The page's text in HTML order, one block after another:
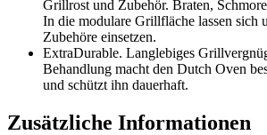
Grillrost und Zubehör. Braten,
In die modulare Grillfläche lassen sich
Zubehöre einsetzen.
ExtraDurable. Langlebiges
Behandlung macht den Dutch Oven
und schützt ihn dauerhaft.
Zusätzliche Informationen